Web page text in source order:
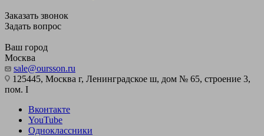
Заказать звонок
Задать вопрос
Ваш город
Москва
sale@oursson.ru
125445, Москва г, Ленинградское ш, дом № 65, строение 3,
пом. I
Вконтакте
YouTube
Одноклассники